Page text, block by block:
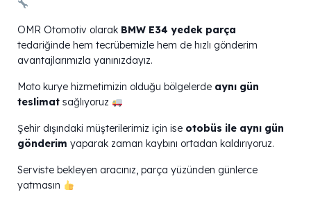
OMR Otomotiv olarak BMW E34 yedek parça
tedariğinde hem tecrübemizle hem de hızlı gönderim
avantajlarımızla yanınızdayız.
Moto kurye hizmetimizin olduğu bölgelerde aynı gün
teslimat sağlıyoruz
Şehir dışındaki müşterilerimiz için ise otobüs ile aynı gün
gönderim yaparak zaman kaybını ortadan kaldırıyoruz.
Serviste bekleyen aracınız, parça yüzünden günlerce
yatmasın